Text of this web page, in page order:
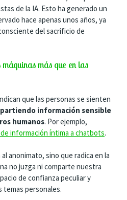
de la IA. Esto ha generado un
hace apenas unos años, ya
del sacrificio de
máquinas más que en las
que las personas se sienten
información sensible
humanos. Por ejemplo,
información íntima a chatbots.
anonimato, sino que radica en la
no juzga ni comparte nuestra
de confianza peculiar y
personales.